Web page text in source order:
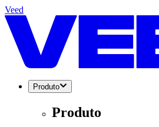
Veed
Produto
Produto